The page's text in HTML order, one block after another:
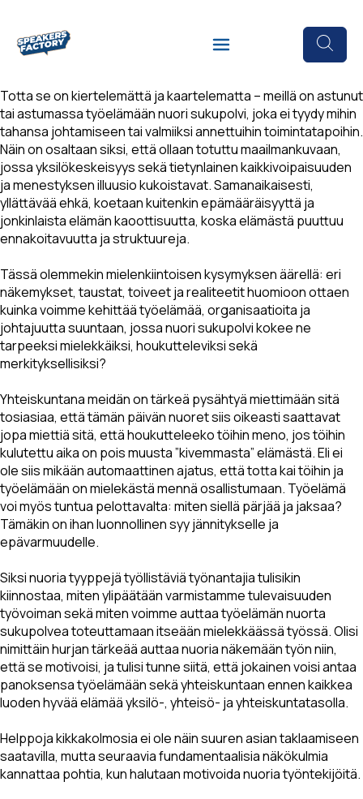
Totta se on kiertelemättä ja kaartelematta – meillä on astunut
tai astumassa työelämään nuori sukupolvi, joka ei tyydy mihin
tahansa johtamiseen tai valmiiksi annettuihin toimintatapoihin.
Näin on osaltaan siksi, että ollaan totuttu maailmankuvaan,
jossa yksilökeskeisyys sekä tietynlainen kaikkivoipaisuuden
ja menestyksen illuusio kukoistavat. Samanaikaisesti,
yllättävää ehkä, koetaan kuitenkin epämääräisyyttä ja
jonkinlaista elämän kaoottisuutta, koska elämästä puuttuu
ennakoitavuutta ja struktuureja.
Tässä olemmekin mielenkiintoisen kysymyksen äärellä: eri
näkemykset, taustat, toiveet ja realiteetit huomioon ottaen
kuinka voimme kehittää työelämää, organisaatioita ja
johtajuutta suuntaan, jossa nuori sukupolvi kokee ne
tarpeeksi mielekkäiksi, houkutteleviksi sekä
merkityksellisiksi?
Yhteiskuntana meidän on tärkeä pysähtyä miettimään sitä
tosiasiaa, että tämän päivän nuoret siis oikeasti saattavat
jopa miettiä sitä, että houkutteleeko töihin meno, jos töihin
kulutettu aika on pois muusta ”kivemmasta” elämästä. Eli ei
ole siis mikään automaattinen ajatus, että totta kai töihin ja
työelämään on mielekästä mennä osallistumaan. Työelämä
voi myös tuntua pelottavalta: miten siellä pärjää ja jaksaa?
Tämäkin on ihan luonnollinen syy jännitykselle ja
epävarmuudelle.
Siksi nuoria tyyppejä työllistäviä työnantajia tulisikin
kiinnostaa, miten ylipäätään varmistamme tulevaisuuden
työvoiman sekä miten voimme auttaa työelämän nuorta
sukupolvea toteuttamaan itseään mielekkäässä työssä. Olisi
nimittäin hurjan tärkeää auttaa nuoria näkemään työn niin,
että se motivoisi, ja tulisi tunne siitä, että jokainen voisi antaa
panoksensa työelämään sekä yhteiskuntaan ennen kaikkea
luoden hyvää elämää yksilö-, yhteisö- ja yhteiskuntatasolla.
Helppoja kikkakolmosia ei ole näin suuren asian taklaamiseen
saatavilla, mutta seuraavia fundamentaalisia näkökulmia
kannattaa pohtia, kun halutaan motivoida nuoria työntekijöitä.